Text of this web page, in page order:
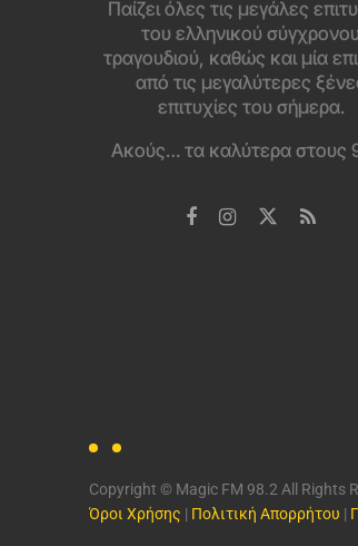
Παίζει όλες τις μεγάλες
του ελληνικού
τραγουδιού, καθώς και μία
από τις μεγαλύτερες
επιτυχίες του σήμερα.
Ακούς… τα καλύτερα στους
Copyright © Magic FM 98.2 All Rights
Όροι Χρήσης | Πολιτική Απορρήτου |